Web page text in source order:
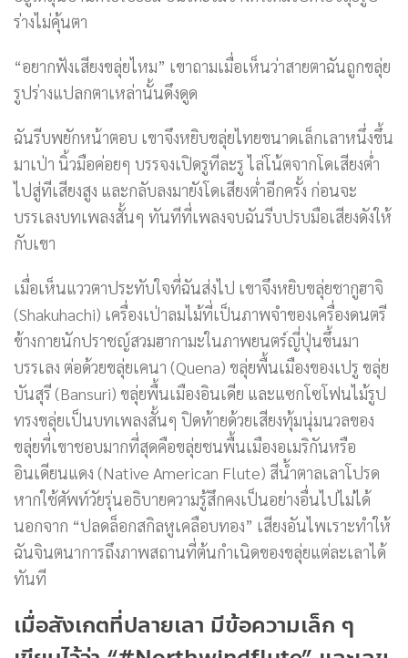
ร่างไม่คุ้นตา
“อยากฟังเสียงขลุ่ยไหม” เขาถามเมื่อเห็นว่าสายตาฉันถูกขลุ่ย
รูปร่างแปลกตาเหล่านั้นดึงดูด
ฉันรีบพยักหน้าตอบ เขาจึงหยิบขลุ่ยไทยขนาดเล็กเลาหนึ่งขึ้น
มาเป่า นิ้วมือค่อยๆ บรรจงเปิดรูทีละรู ไล่โน้ตจากโดเสียงต่ำ
ไปสู่ทีเสียงสูง และกลับลงมายังโดเสียงต่ำอีกครั้ง ก่อนจะ
บรรเลงบทเพลงสั้นๆ ทันทีที่เพลงจบฉันรีบปรบมือเสียงดังให้
กับเขา
เมื่อเห็นแววตาประทับใจที่ฉันส่งไป เขาจึงหยิบขลุ่ยชากูฮาจิ
(Shakuhachi) เครื่องเป่าลมไม้ที่เป็นภาพจำของเครื่องดนตรี
ข้างกายนักปราชญ์สวมฮากามะในภาพยนตร์ญี่ปุ่นขึ้นมา
บรรเลง ต่อด้วยขลุ่ยเคนา (Quena) ขลุ่ยพื้นเมืองของเปรู ขลุ่ย
บันสุรี (Bansuri) ขลุ่ยพื้นเมืองอินเดีย และแซกโซโฟนไม้รูป
ทรงขลุ่ยเป็นบทเพลงสั้นๆ ปิดท้ายด้วยเสียงทุ้มนุ่มนวลของ
ขลุ่ยที่เขาชอบมากที่สุดคือขลุ่ยชนพื้นเมืองอเมริกันหรือ
อินเดียนแดง (Native American Flute) สีน้ำตาลเลาโปรด
หากใช้ศัพท์วัยรุ่นอธิบายความรู้สึกคงเป็นอย่างอื่นไปไม่ได้
นอกจาก “ปลดล็อกสกิลหูเคลือบทอง” เสียงอันไพเราะทำให้
ฉันจินตนาการถึงภาพสถานที่ต้นกำเนิดของขลุ่ยแต่ละเลาได้
ทันที
เมื่อสังเกตที่ปลายเลา มีข้อความเล็ก ๆ